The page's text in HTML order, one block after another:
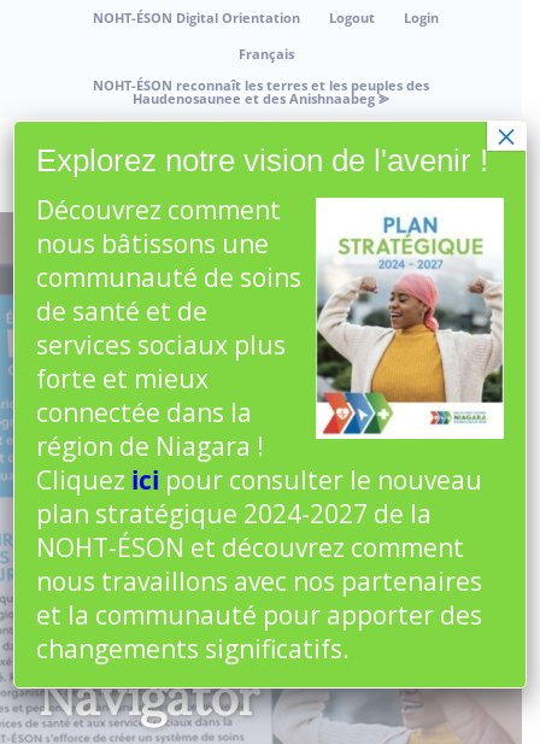
NOHT-ÉSON Digital Orientation Logout
Login
Français
NOHT-ÉSON reconnaît les terres et les peuples des
Haudenosaunee et des Anishnaabeg⪢
Archive
d’étiquettes pour
: Resource
Navigator
Explorez notre vision de l'avenir !
Découvrez comment
nous bâtissons une
communauté de soins
de santé et de
services sociaux plus
forte et mieux
connectée dans la
région de Niagara !
Cliquez ici pour consulter le nouveau
plan stratégique 2024-2027 de la
NOHT-ÉSON et découvrez comment
nous travaillons avec nos partenaires
et la communauté pour apporter des
changements significatifs.
×